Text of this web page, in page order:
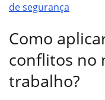
de segurança
Como
conflitos no
trabalho?